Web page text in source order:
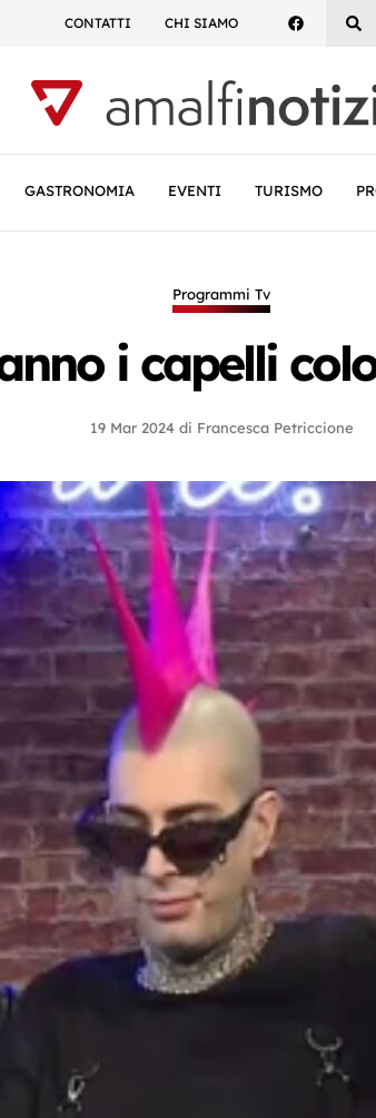
CONTATTI CHI SIAMO
GASTRONOMIA EVENTI TURISMO
Programmi Tv
i capelli
19 Mar 2024 di Francesca Petriccione